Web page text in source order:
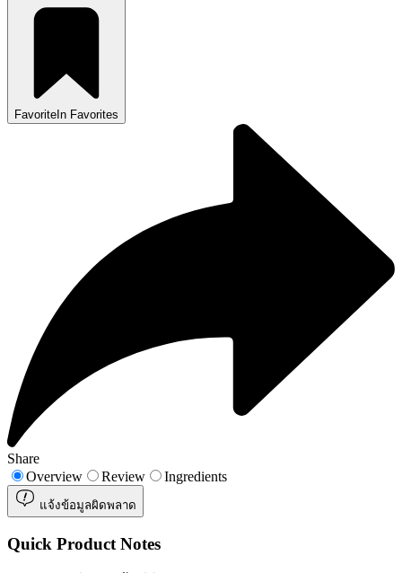
Favorite In Favorites
Share
Overview
Review Ingredients
แจ้งข้อมูลผิดพลาด
Quick Product Notes